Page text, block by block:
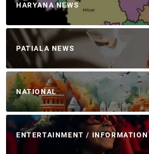
HARYANA NEWS
PATIALA NEWS
NATIONAL
ENTERTAINMENT / INFORMATION